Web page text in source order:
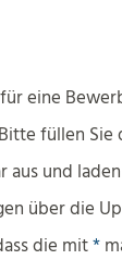
für eine
füllen Sie
aus und
über die
die mit *